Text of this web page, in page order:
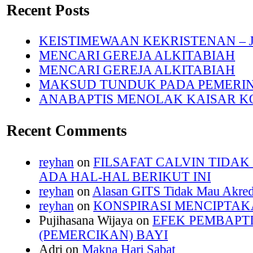
Recent Posts
KEISTIMEWAAN KEKRISTENAN –
MENCARI GEREJA ALKITABIAH
MENCARI GEREJA ALKITABIAH
MAKSUD TUNDUK PADA
ANABAPTIS MENOLAK KAISAR
Recent Comments
reyhan on FILSAFAT CALVIN TIDAK
ADA HAL-HAL BERIKUT INI
reyhan on Alasan GITS Tidak Mau
reyhan on KONSPIRASI
Pujihasana Wijaya on EFEK
(PEMERCIKAN) BAYI
Adri on Makna Hari Sabat